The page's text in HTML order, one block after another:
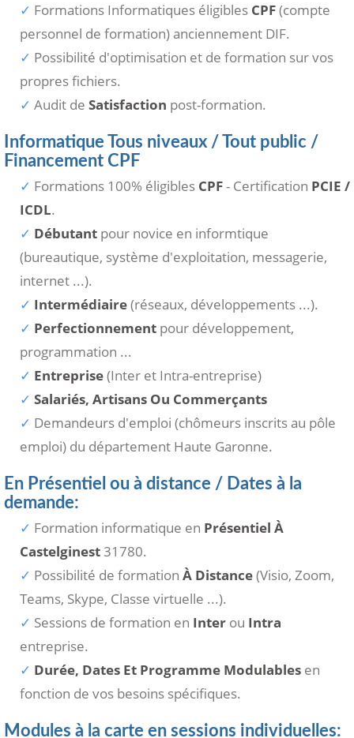
Formations Informatiques éligibles CPF(compte
personnel de formation) anciennement DIF.
Possibilité d'optimisation et de formation sur vos
propres fichiers.
Audit de Satisfaction post-formation.
Informatique Tous niveaux / Tout public /
Financement CPF
Formations 100% éligibles CPF- Certification PCIE /
ICDL.
Débutant pour novice en informtique
(bureautique, système d'exploitation, messagerie,
internet ...).
Intermédiaire(réseaux, développements ...).
Perfectionnement pour développement,
programmation ...
Entreprise(Inter et Intra-entreprise)
Salariés, Artisans Ou Commerçants
Demandeurs d'emploi (chômeurs inscrits au pôle
emploi) du département Haute Garonne.
En Présentiel ou à distance / Dates à la
demande:
Formation informatique en Présentiel À
Castelginest31780.
Possibilité de formation À Distance(Visio, Zoom,
Teams, Skype, Classe virtuelle ...).
Sessions de formation en Inter ou Intra
entreprise.
Durée, Dates Et Programme Modulables en
fonction de vos besoins spécifiques.
Modules à la carte en sessions individuelles: